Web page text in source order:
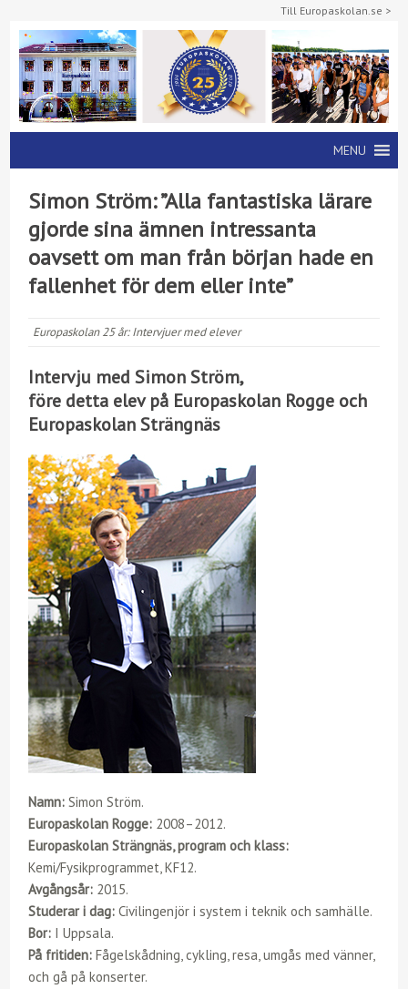
Till Europaskolan.se >
MENU
Simon Ström: ”Alla fantastiska lärare
gjorde sina ämnen intressanta
oavsett om man från början hade en
fallenhet för dem eller inte”
Europaskolan 25 år:Intervjuer med elever
Intervju med Simon Ström,
före detta elev på Europaskolan Rogge och
Europaskolan Strängnäs
Namn: Simon Ström.
Europaskolan Rogge: 2008–2012.
Europaskolan Strängnäs, program och klass:
Kemi/Fysikprogrammet, KF12.
Avgångsår: 2015.
Studerar i dag: Civilingenjör i system i teknik och samhälle.
Bor: I Uppsala.
På fritiden: Fågelskådning, cykling, resa, umgås med vänner,
och gå på konserter.